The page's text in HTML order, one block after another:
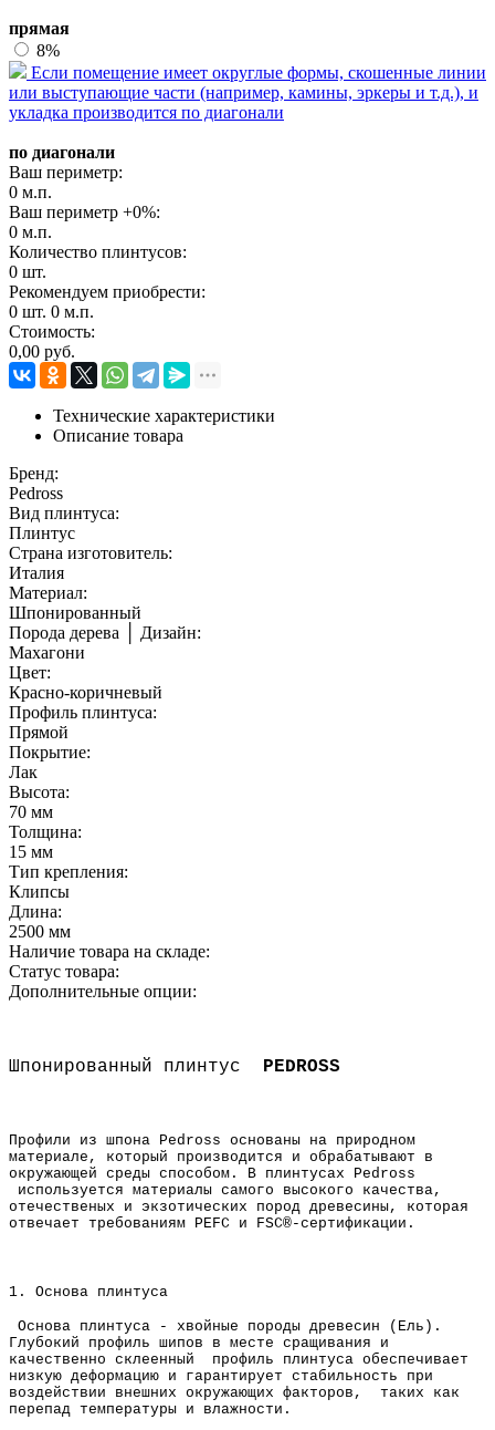
прямая
8%
Если помещение имеет округлые формы, скошенные линии
или выступающие части (например, камины, эркеры и т.д.), и
укладка производится по диагонали
по диагонали
Ваш периметр:
0 м.п.
Ваш периметр +0%:
0 м.п.
Количество плинтусов:
0 шт.
Рекомендуем приобрести:
0 шт. 0 м.п.
Стоимость:
0,00 руб.
Технические характеристики
Описание товара
Бренд:
Pedross
Вид плинтуса:
Плинтус
Страна изготовитель:
Италия
Материал:
Шпонированный
Порода дерева │ Дизайн:
Махагони
Цвет:
Красно-коричневый
Профиль плинтуса:
Прямой
Покрытие:
Лак
Высота:
70 мм
Толщина:
15 мм
Тип крепления:
Клипсы
Длина:
2500 мм
Наличие товара на складе:
Статус товара:
Дополнительные опции:
Шпонированный плинтус PEDROSS
Профили из шпона Pedross основаны на природном
материале, который производится и обрабатывают в
окружающей среды способом. В плинтусах Pedross
используется материалы самого высокого качества,
отечественых и экзотических пород древесины, которая
отвечает требованиям PEFC и FSC®-сертификации.
1. Основа плинтуса
Основа плинтуса - хвойные породы древесин (Ель).
Глубокий профиль шипов в месте сращивания и
качественно склеенный профиль плинтуса обеспечивает
низкую деформацию и гарантирует стабильность при
воздействии внешних окружающих факторов, таких как
перепад температуры и влажности.